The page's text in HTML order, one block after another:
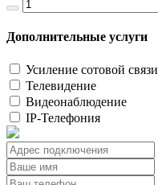
Дополнительные услуги
Усиление сотовой связи
Телевидение
Видеонаблюдение
IP-Телефония